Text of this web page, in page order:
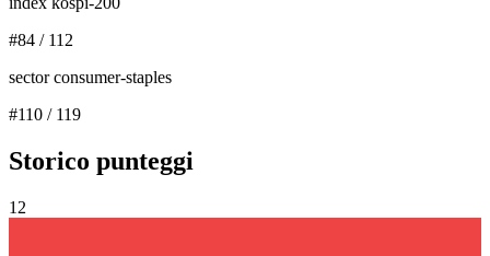
#84 / 112
sector consumer-staples
#110 / 119
Storico punteggi
12